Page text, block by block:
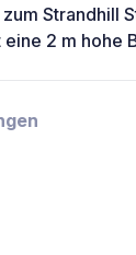
Strandhill
2 m hohe